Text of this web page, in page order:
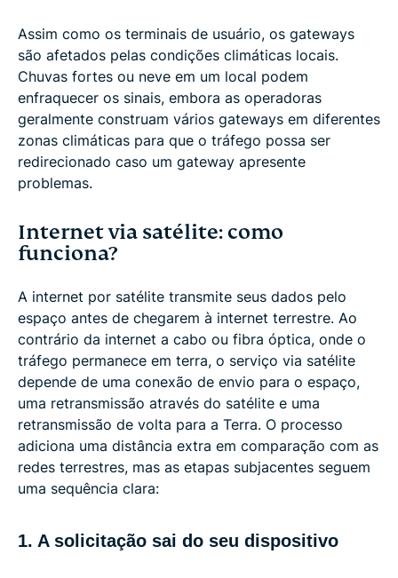
Assim como os terminais de usuário, os gateways
são afetados pelas condições climáticas locais.
Chuvas fortes ou neve em um local podem
enfraquecer os sinais, embora as operadoras
geralmente construam vários gateways em diferentes
zonas climáticas para que o tráfego possa ser
redirecionado caso um gateway apresente
problemas.
Internet via satélite: como
funciona?
A internet por satélite transmite seus dados pelo
espaço antes de chegarem à internet terrestre. Ao
contrário da internet a cabo ou fibra óptica, onde o
tráfego permanece em terra, o serviço via satélite
depende de uma conexão de envio para o espaço,
uma retransmissão através do satélite e uma
retransmissão de volta para a Terra. O processo
adiciona uma distância extra em comparação com as
redes terrestres, mas as etapas subjacentes seguem
uma sequência clara:
1. A solicitação sai do seu dispositivo